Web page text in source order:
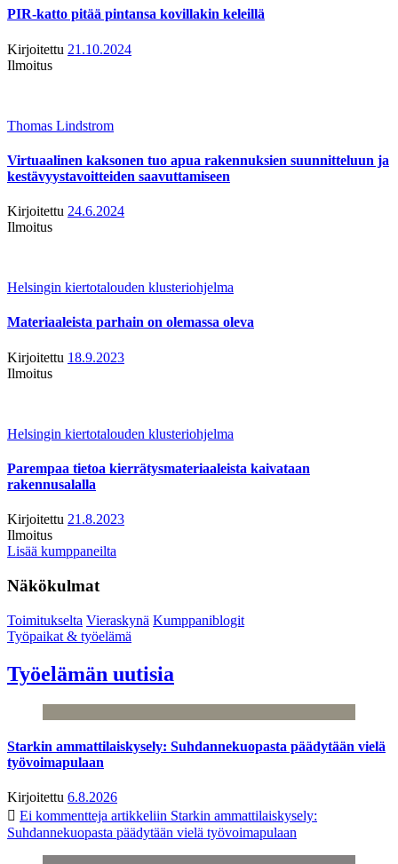
PIR-katto pitää pintansa kovillakin keleillä
Kirjoitettu 21.10.2024
Ilmoitus
Thomas Lindstrom
Virtuaalinen kaksonen tuo apua rakennuksien suunnitteluun ja
kestävyystavoitteiden saavuttamiseen
Kirjoitettu 24.6.2024
Ilmoitus
Helsingin kiertotalouden klusteriohjelma
Materiaaleista parhain on olemassa oleva
Kirjoitettu 18.9.2023
Ilmoitus
Helsingin kiertotalouden klusteriohjelma
Parempaa tietoa kierrätysmateriaaleista kaivataan
rakennusalalla
Kirjoitettu 21.8.2023
Ilmoitus
Lisää kumppaneilta
Näkökulmat
Toimitukselta Vieraskynä Kumppaniblogit
Työpaikat & työelämä
Työelämän uutisia
Starkin ammattilaiskysely: Suhdannekuopasta päädytään vielä
työvoimapulaan
Kirjoitettu 6.8.2026
Ei kommentteja artikkeliin Starkin ammattilaiskysely:
Suhdannekuopasta päädytään vielä työvoimapulaan